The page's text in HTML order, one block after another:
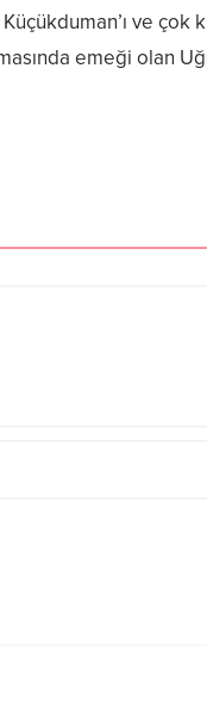
ve çok
emeği olan